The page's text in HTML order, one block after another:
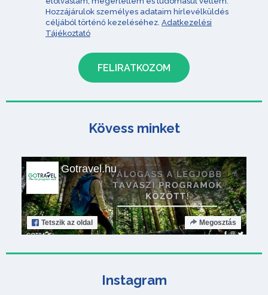
Hozzájárulok személyes adataim hírlevélküldés
céljából történő kezeléséhez. Adatkezelési
Tájékoztató
Kövess minket
Gotravel.hu
Tetszik az oldal Megosztás
Instagram